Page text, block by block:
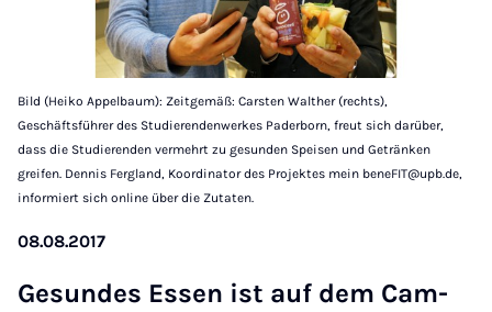
Bild (Heiko Appelbaum): Zeitgemäß: Carsten Walther (rechts),
Geschäftsführer des Studierendenwerkes Paderborn, freut sich darüber,
dass die Studierenden vermehrt zu gesunden Speisen und Getränken
greifen. Dennis Fergland, Koordinator des Projektes mein beneFIT@upb.de,
informiert sich online über die Zutaten.
08.08.2017
Ge­sundes Es­sen ist auf dem Cam­